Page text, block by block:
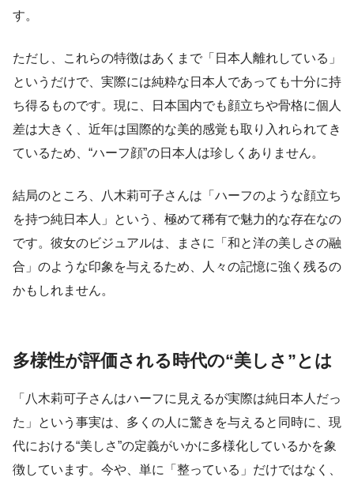
す。
ただし、これらの特徴はあくまで「日本人離れしている」
というだけで、実際には純粋な日本人であっても十分に持
ち得るものです。現に、日本国内でも顔立ちや骨格に個人
差は大きく、近年は国際的な美的感覚も取り入れられてき
ているため、“ハーフ顔”の日本人は珍しくありません。
結局のところ、八木莉可子さんは「ハーフのような顔立ち
を持つ純日本人」という、極めて稀有で魅力的な存在なの
です。彼女のビジュアルは、まさに「和と洋の美しさの融
合」のような印象を与えるため、人々の記憶に強く残るの
かもしれません。
多様性が評価される時代の“美しさ”とは
「八木莉可子さんはハーフに見えるが実際は純日本人だっ
た」という事実は、多くの人に驚きを与えると同時に、現
代における“美しさ”の定義がいかに多様化しているかを象
徴しています。今や、単に「整っている」だけではなく、